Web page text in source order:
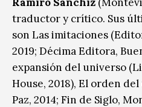
traductor y crítico. Sus
son Las imitaciones
2019; Décima Editora,
expansión del universo
House, 2018), El orden
Paz, 2014; Fin de Siglo,